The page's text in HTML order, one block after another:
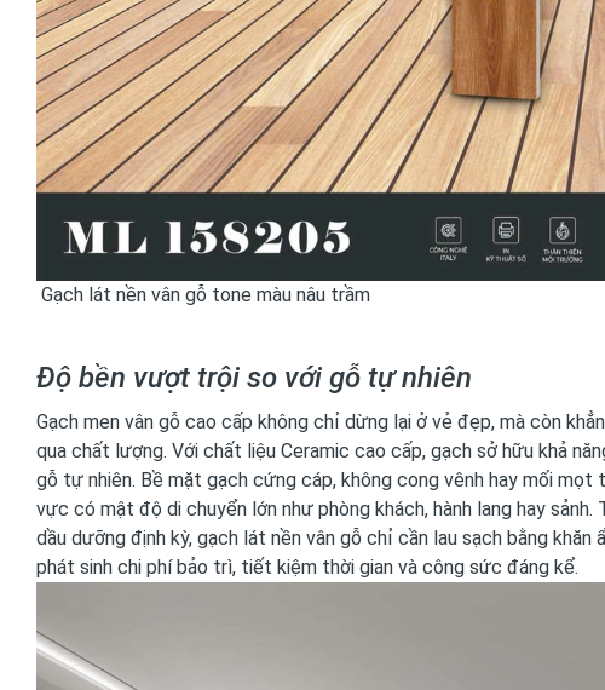
Gạch lát nền vân gỗ tone màu nâu trầm
Độ bền vượt trội so với gỗ tự nhiên
Gạch men vân gỗ cao cấp không chỉ dừng lại ở vẻ đẹp, mà còn
qua chất lượng. Với chất liệu Ceramic cao cấp, gạch sở hữu khả
gỗ tự nhiên. Bề mặt gạch cứng cáp, không cong vênh hay mối
vực có mật độ di chuyển lớn như phòng khách, hành lang hay
dầu dưỡng định kỳ, gạch lát nền vân gỗ chỉ cần lau sạch bằng khăn
phát sinh chi phí bảo trì, tiết kiệm thời gian và công sức đáng kể.